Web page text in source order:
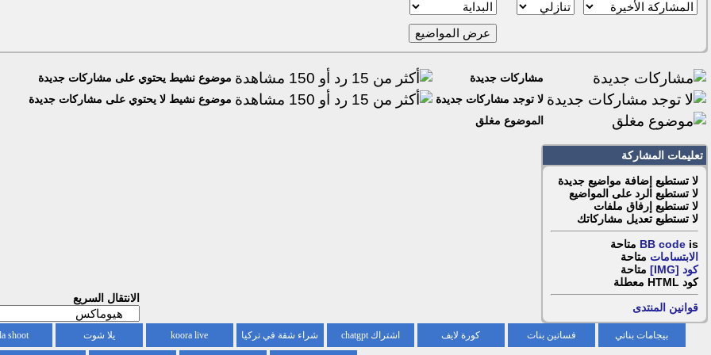
مشاركات جديدة
موضوع نشيط يحتوي على مشاركات جديدة
لا توجد مشاركات جديدة
موضوع نشيط لا يحتوي على مشاركات جديدة
الموضوع مغلق
تعليمات المشاركة
لا تستطيع إضافة مواضيع جديدة
لا تستطيع الرد على المواضيع
لا تستطيع إرفاق ملفات
لا تستطيع تعديل مشاركاتك
BB code is
متاحة
الابتسامات متاحة
كود [IMG]
متاحة
كود HTML
معطلة
قوانين المنتدى
الانتقال السريع
بيجامات بناتي فساتين بنات كورة لايف اشتراك chatgpt شراء شقة في تركيا koora live يلا شوت shoot